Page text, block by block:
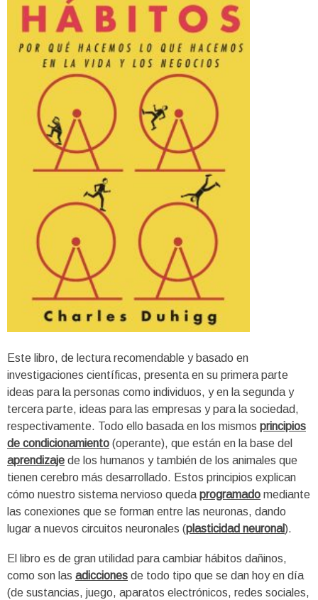
Este libro, de lectura recomendable y basado en
investigaciones científicas, presenta en su primera parte
ideas para la personas como individuos, y en la segunda y
tercera parte, ideas para las empresas y para la sociedad,
respectivamente. Todo ello basada en los mismos principios
de condicionamiento (operante), que están en la base del
aprendizaje de los humanos y también de los animales que
tienen cerebro más desarrollado. Estos principios explican
cómo nuestro sistema nervioso queda programado mediante
las conexiones que se forman entre las neuronas, dando
lugar a nuevos circuitos neuronales (plasticidad neuronal).
El libro es de gran utilidad para cambiar hábitos dañinos,
como son las adicciones de todo tipo que se dan hoy en día
(de sustancias, juego, aparatos electrónicos, redes sociales,